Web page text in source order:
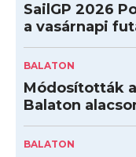
SailGP 2026
a vasárnapi
BALATON
Módosították
Balaton
BALATON